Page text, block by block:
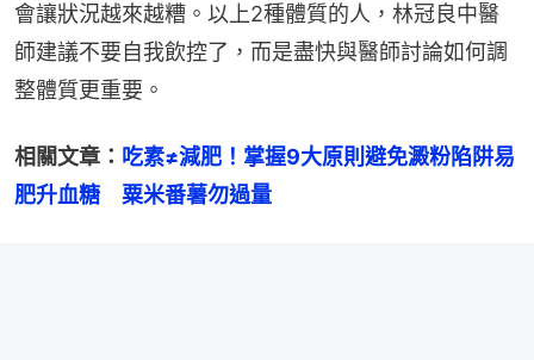
會讓狀況越來越糟。以上2種體質的人，林冠良中醫
師建議不要自我飲控了，而是盡快與醫師討論如何調
整體質更重要。
相關文章： 吃素≠減肥！掌握9大原則避免澱粉陷阱易
肥升血糖　粟米番薯勿過量